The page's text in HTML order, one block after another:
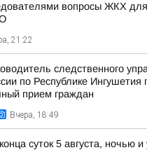
вопросы ЖКХ для
21:22
следственного
по Республике Ингушетия
прием граждан
Вчера, 18:49
суток 5 августа, ночью